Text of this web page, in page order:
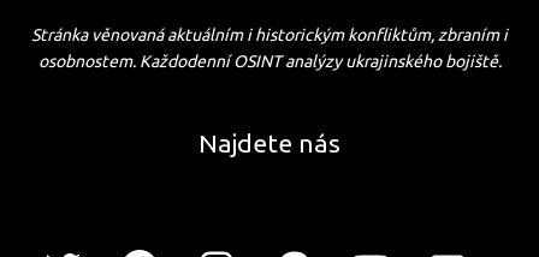
Stránka věnovaná aktuálním i historickým konfliktům, zbraním i
osobnostem. Každodenní OSINT analýzy ukrajinského bojiště.
Najdete nás